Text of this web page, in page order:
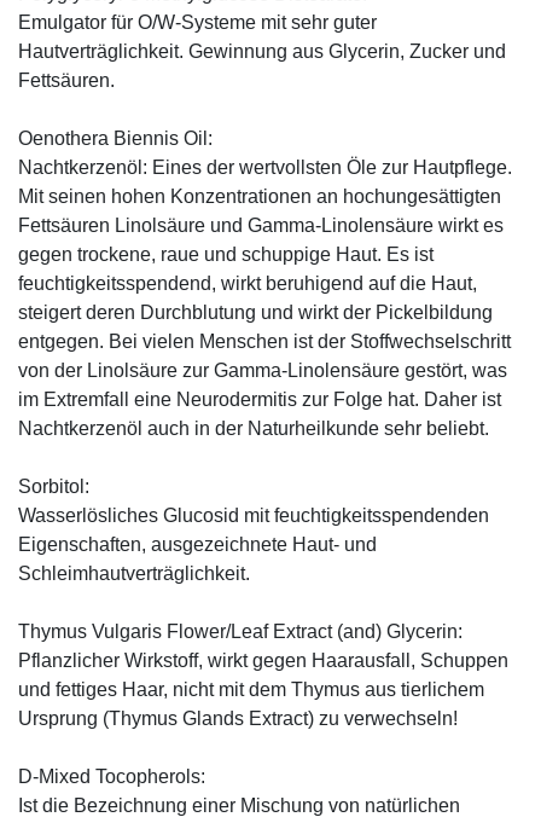
Emulgator für O/W-Systeme mit sehr guter
Hautverträglichkeit. Gewinnung aus Glycerin, Zucker und
Fettsäuren.
Oenothera Biennis Oil:
Nachtkerzenöl: Eines der wertvollsten Öle zur Hautpflege.
Mit seinen hohen Konzentrationen an hochungesättigten
Fettsäuren Linolsäure und Gamma-Linolensäure wirkt es
gegen trockene, raue und schuppige Haut. Es ist
feuchtigkeitsspendend, wirkt beruhigend auf die Haut,
steigert deren Durchblutung und wirkt der Pickelbildung
entgegen. Bei vielen Menschen ist der Stoffwechselschritt
von der Linolsäure zur Gamma-Linolensäure gestört, was
im Extremfall eine Neurodermitis zur Folge hat. Daher ist
Nachtkerzenöl auch in der Naturheilkunde sehr beliebt.
Sorbitol:
Wasserlösliches Glucosid mit feuchtigkeitsspendenden
Eigenschaften, ausgezeichnete Haut- und
Schleimhautverträglichkeit.
Thymus Vulgaris Flower/Leaf Extract (and) Glycerin:
Pflanzlicher Wirkstoff, wirkt gegen Haarausfall, Schuppen
und fettiges Haar, nicht mit dem Thymus aus tierlichem
Ursprung (Thymus Glands Extract) zu verwechseln!
D-Mixed Tocopherols:
Ist die Bezeichnung einer Mischung von natürlichen